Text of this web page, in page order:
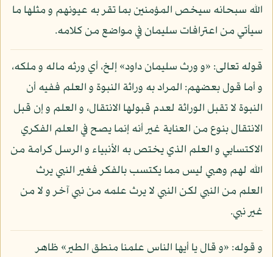
الله سبحانه سيخص المؤمنين بما تقر به عيونهم و مثلها ما
سيأتي من اعترافات سليمان في مواضع من كلامه.
قوله تعالى: «و ورث سليمان داود» إلخ، أي ورثه ماله و ملكه،
و أما قول بعضهم: المراد به وراثة النبوة و العلم ففيه أن
النبوة لا تقبل الوراثة لعدم قبولها الانتقال، و العلم و إن قبل
الانتقال بنوع من العناية غير أنه إنما يصح في العلم الفكري
الاكتسابي و العلم الذي يختص به الأنبياء و الرسل كرامة من
الله لهم وهبي ليس مما يكتسب بالفكر فغير النبي يرث
العلم من النبي لكن النبي لا يرث علمه من نبي آخر و لا من
غير نبي.
و قوله: «و قال يا أيها الناس علمنا منطق الطير» ظاهر